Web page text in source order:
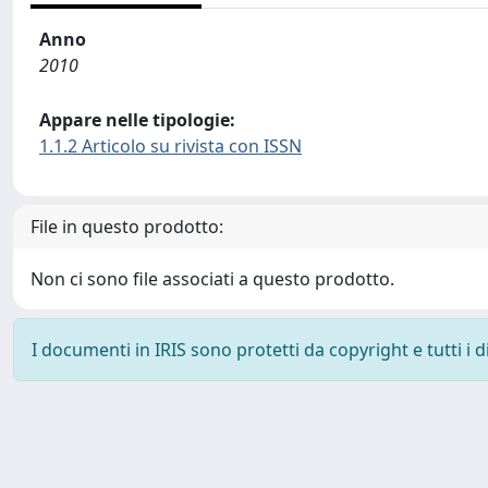
Anno
2010
Appare nelle tipologie:
1.1.2 Articolo su rivista con ISSN
File in questo prodotto:
Non ci sono file associati a questo prodotto.
I documenti in IRIS sono protetti da copyright e tutti i